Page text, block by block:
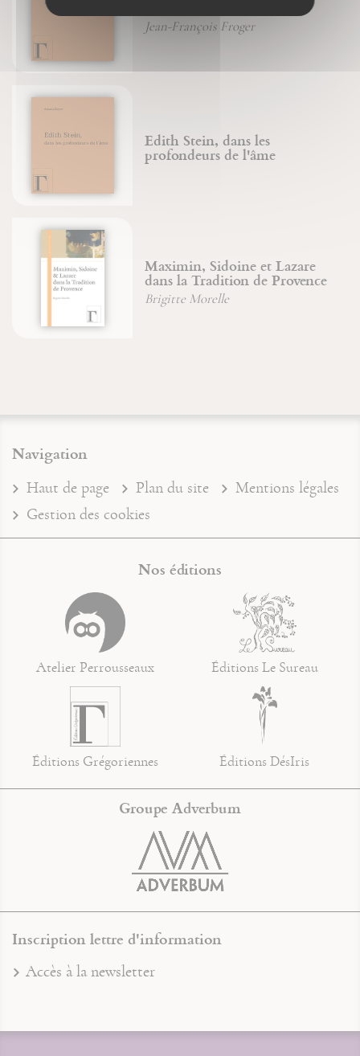
Jean-François Froger
Edith Stein, dans les
profondeurs de l'âme
Maximin, Sidoine et Lazare
dans la Tradition de Provence
Brigitte Morelle
Navigation
Haut de page Plan du site
Mentions légales
Gestion des cookies
Nos éditions
Atelier Perrousseaux Éditions Le Sureau
Éditions Grégoriennes Éditions DésIris
Groupe Adverbum
Inscription lettre d'information
Accès à la newsletter